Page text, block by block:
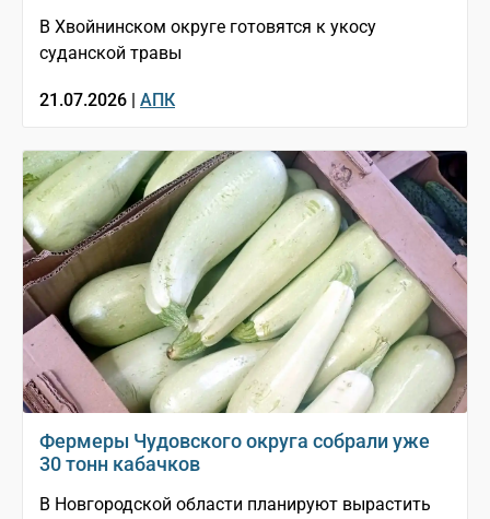
В Хвойнинском округе готовятся к укосу
суданской травы
21.07.2026 | АПК
Фермеры Чудовского округа собрали уже
30 тонн кабачков
В Новгородской области планируют вырастить